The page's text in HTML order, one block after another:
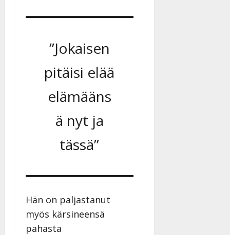
”Jokaisen
pitäisi elää
elämääns
ä nyt ja
tässä”
Hän on paljastanut
myös kärsineensä
pahasta